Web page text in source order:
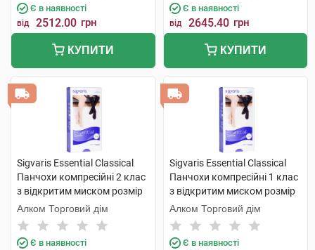
Є в наявності
від 2512.00 грн
КУПИТИ
Є в наявності
від 2645.40 грн
КУПИТИ
Sigvaris Essential Classical
Панчохи компресійні 2 клас
з відкритим миском розмір
М long 1 пара
Алком Торговий дім
Є в наявності
Sigvaris Essential Classical
Панчохи компресійні 1 клас
з відкритим миском розмір
М long 1 пара
Алком Торговий дім
Є в наявності